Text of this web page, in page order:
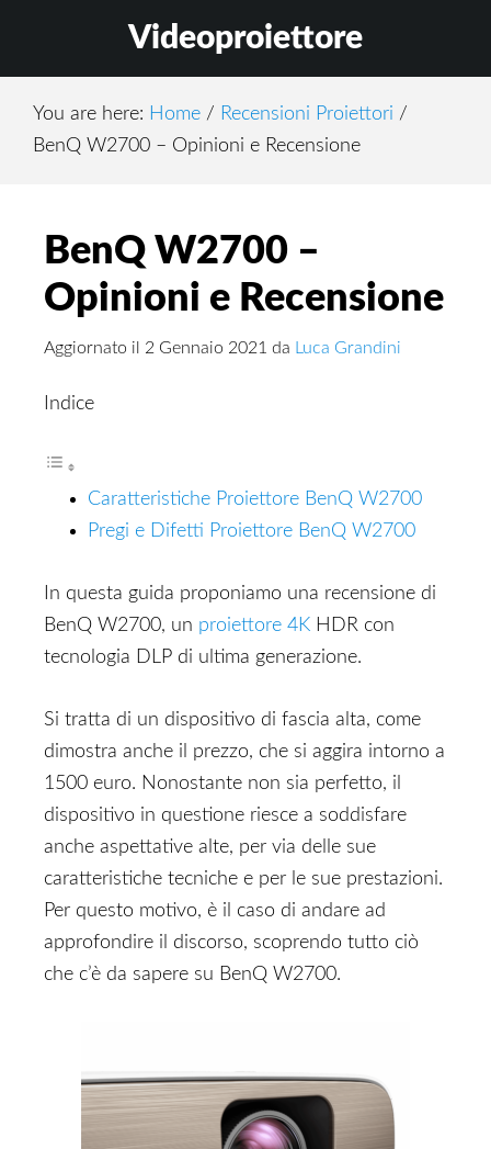
main
content
primary
sidebar
footer
Videoproiettore
You are here: Home / Recensioni Proiettori /
BenQ W2700 – Opinioni e Recensione
BenQ W2700 –
Opinioni e Recensione
Aggiornato il 2 Gennaio 2021 da Luca Grandini
Indice
Caratteristiche Proiettore BenQ W2700
Pregi e Difetti Proiettore BenQ W2700
In questa guida proponiamo una recensione di
BenQ W2700, un proiettore 4K HDR con
tecnologia DLP di ultima generazione.
Si tratta di un dispositivo di fascia alta, come
dimostra anche il prezzo, che si aggira intorno a
1500 euro. Nonostante non sia perfetto, il
dispositivo in questione riesce a soddisfare
anche aspettative alte, per via delle sue
caratteristiche tecniche e per le sue prestazioni.
Per questo motivo, è il caso di andare ad
approfondire il discorso, scoprendo tutto ciò
che c’è da sapere su BenQ W2700.